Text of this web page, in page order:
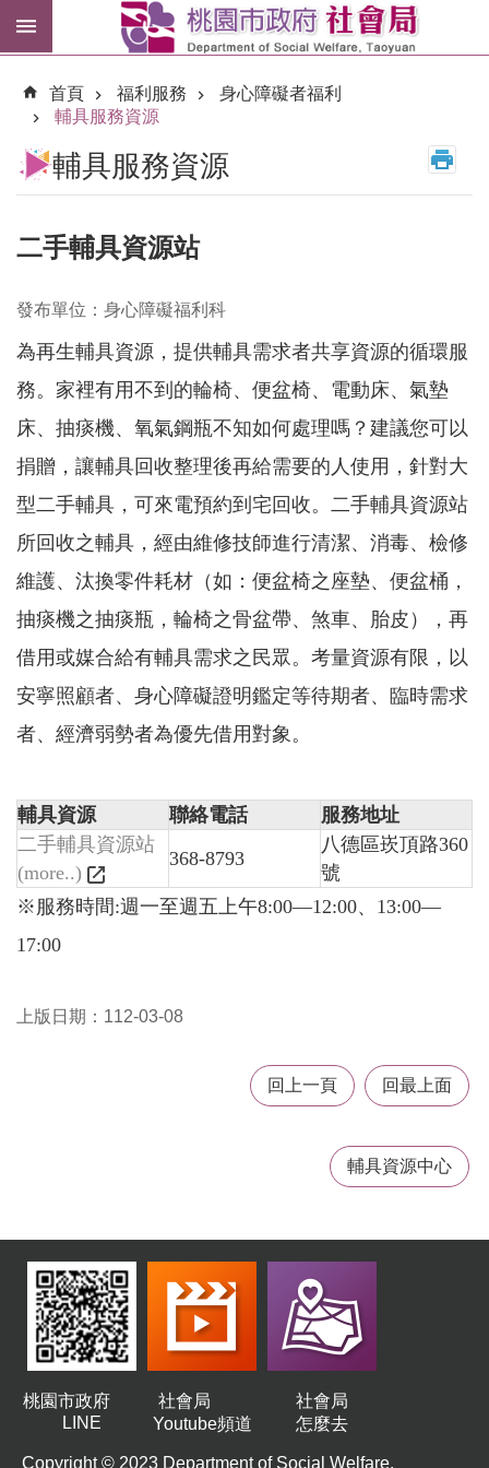
跳到主要內容區塊
紓
市
民
搜
訊
息
告
認
識
我
們
福
利
服
務
業
務
專
區
民
錄
資
訊
福
首頁 福利服務
身心障礙者福利
輔具服務資源
輔具服務資源
二手輔具資源站
發布單位：身心障礙福利科
為再生輔具資源，提供輔具需求者共享資源的循環服
務。家裡有用不到的輪椅、便盆椅、電動床、氣墊
床、抽痰機、氧氣鋼瓶不知如何處理嗎？建議您可以
捐贈，讓輔具回收整理後再給需要的人使用，針對大
型二手輔具，可來電預約到宅回收。二手輔具資源站
所回收之輔具，經由維修技師進行清潔、消毒、檢修
維護、汰換零件耗材（如：便盆椅之座墊、便盆桶，
抽痰機之抽痰瓶，輪椅之骨盆帶、煞車、胎皮），再
借用或媒合給有輔具需求之民眾。考量資源有限，以
安寧照顧者、身心障礙證明鑑定等待期者、臨時需求
者、經濟弱勢者為優先借用對象。
輔具資源 聯絡電話
服務地址
二手輔具資源站
(more..)
368-8793
八德區崁頂路360
號
※服務時間:週一至週五上午8:00—12:00、13:00—
17:00
上版日期：112-03-08
回上一頁 回最上面
輔具資源中心
桃園市政府
LINE
社會局
Youtube頻道
社會局
怎麼去
Copyright © 2023 Department of Social Welfare,